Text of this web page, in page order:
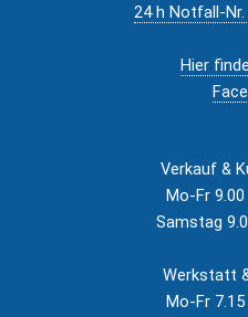
24 h Notfall-
Hier
Verkauf &
Mo-Fr
Samstag
Werkstatt
Mo-Fr